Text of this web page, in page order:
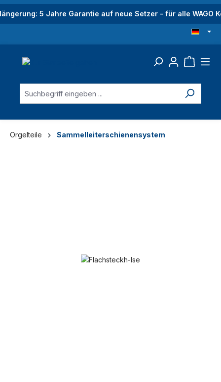
springen5 Jahre Garantie auf neue Setzer - für alle WAGO
Orgelteile Sammelleiterschienensystem